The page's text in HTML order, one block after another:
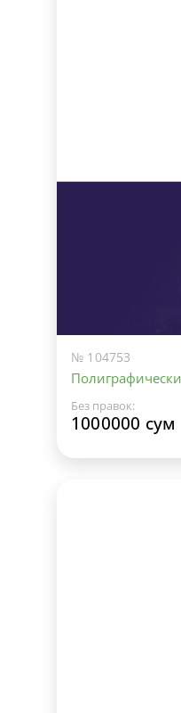
№ 104753
Без правок:
1000000 сум